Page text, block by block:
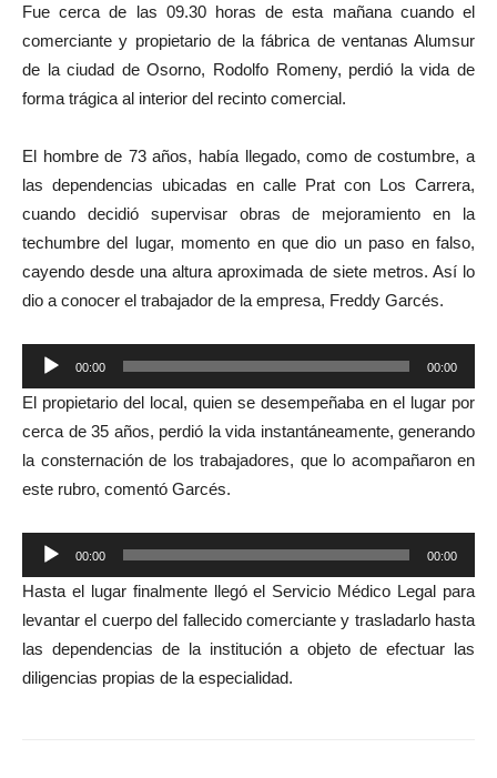
Fue cerca de las 09.30 horas de esta mañana cuando el
comerciante y propietario de la fábrica de ventanas Alumsur
de la ciudad de Osorno, Rodolfo Romeny, perdió la vida de
forma trágica al interior del recinto comercial.
El hombre de 73 años, había llegado, como de costumbre, a
las dependencias ubicadas en calle Prat con Los Carrera,
cuando decidió supervisar obras de mejoramiento en la
techumbre del lugar, momento en que dio un paso en falso,
cayendo desde una altura aproximada de siete metros. Así lo
dio a conocer el trabajador de la empresa, Freddy Garcés.
Reproductor
de
audio
00:00 00:00
El propietario del local, quien se desempeñaba en el lugar por
cerca de 35 años, perdió la vida instantáneamente, generando
la consternación de los trabajadores, que lo acompañaron en
este rubro, comentó Garcés.
Reproductor
de
audio
00:00 00:00
Hasta el lugar finalmente llegó el Servicio Médico Legal para
levantar el cuerpo del fallecido comerciante y trasladarlo hasta
las dependencias de la institución a objeto de efectuar las
diligencias propias de la especialidad.